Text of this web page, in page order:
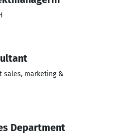
sales, marketing &
Department